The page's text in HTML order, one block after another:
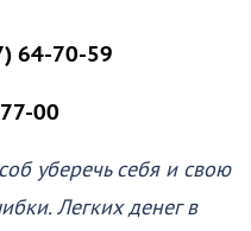
64-70-59
00
уберечь себя и свою
Легких денег в